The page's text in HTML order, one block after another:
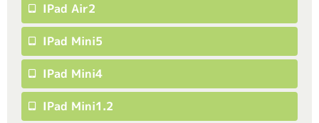
IPad Air2
IPad Mini5
IPad Mini4
IPad Mini1.2